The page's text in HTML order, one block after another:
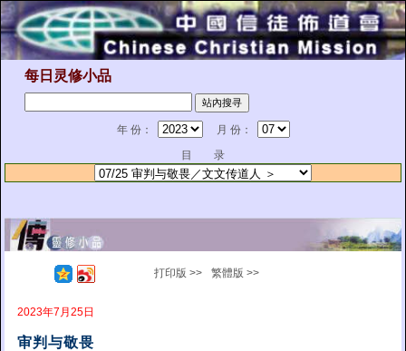
每日灵修小品
年 份：
月 份：
目 录
打印版 >> 繁體版 >>
2023年7月25日
审判与敬畏